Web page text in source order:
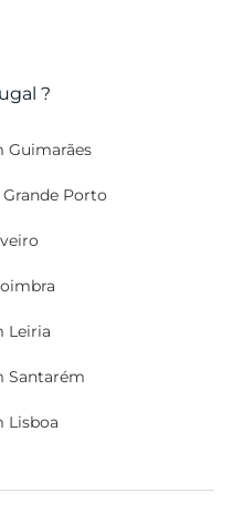
?
Guimarães
Porto
Leiria
Santarém
Lisboa